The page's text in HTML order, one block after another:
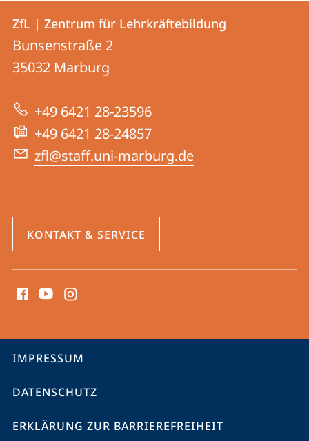
Kontakt
und
Informationen
zur
Website
Kontaktinformationen
ZfL
|
Zentrum
für
Lehrkräftebildung
ZfL | Zentrum für Lehrkräftebildung
Bunsenstraße 2
35032 Marburg
+49 6421 28-23596
+49 6421 28-24857
zfl@staff.uni-marburg.de
KONTAKT & SERVICE
Media
Service-
Navigation
IMPRESSUM
DATENSCHUTZ
ERKLÄRUNG ZUR BARRIEREFREIHEIT